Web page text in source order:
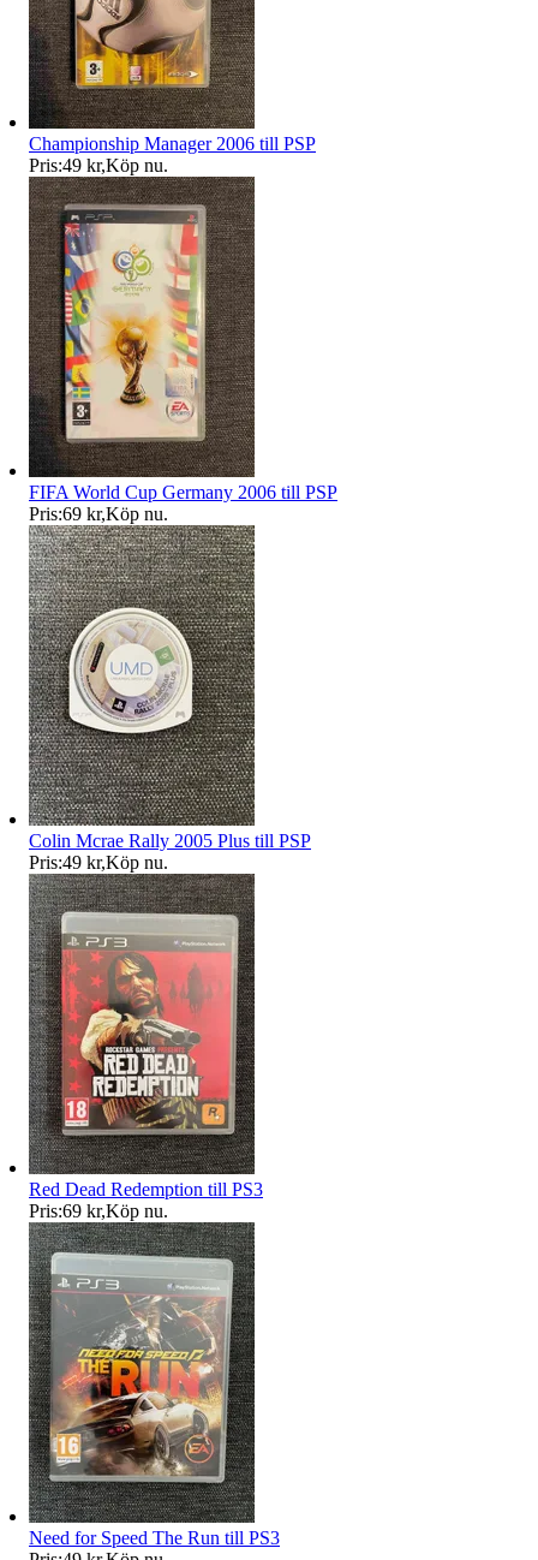
Championship Manager 2006 till PSP
Pris:49 kr,Köp nu.
FIFA World Cup Germany 2006 till PSP
Pris:69 kr,Köp nu.
Colin Mcrae Rally 2005 Plus till PSP
Pris:49 kr,Köp nu.
Red Dead Redemption till PS3
Pris:69 kr,Köp nu.
Need for Speed The Run till PS3